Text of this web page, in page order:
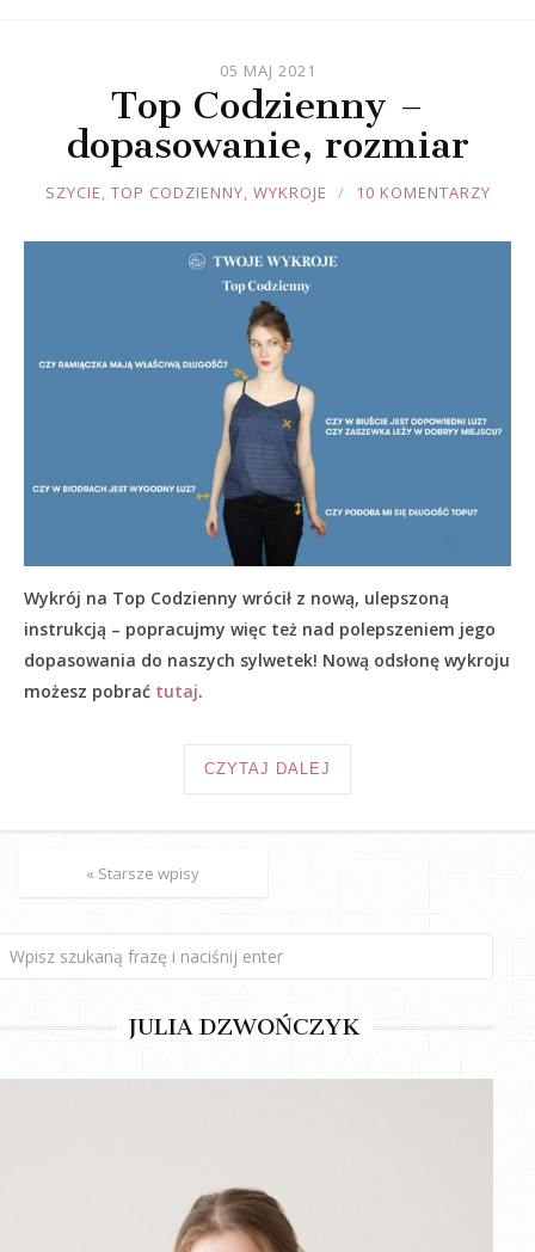
05 MAJ 2021
Top Codzienny –
dopasowanie, rozmiar
JOULE
SZYCIE, TOP CODZIENNY, WYKROJE 10 KOMENTARZY
Wykrój na Top Codzienny wrócił z nową, ulepszoną
instrukcją – popracujmy więc też nad polepszeniem jego
dopasowania do naszych sylwetek! Nową odsłonę wykroju
możesz pobrać tutaj.
CZYTAJ DALEJ
« Starsze wpisy
JULIA DZWOŃCZYK